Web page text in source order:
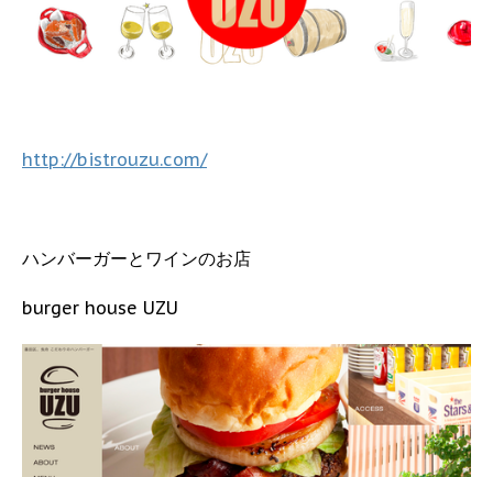
http://bistrouzu.com/
ハンバーガーとワインのお店
burger house UZU